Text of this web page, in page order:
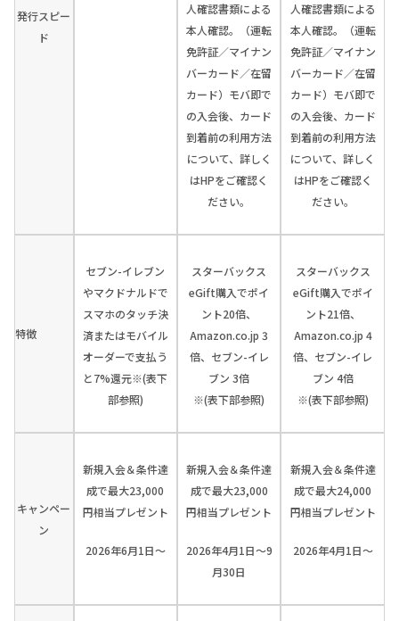
発行スピー
ド
人確認書類による
本人確認。（運転
免許証／マイナン
バーカード／在留
カード）モバ即で
の入会後、カード
到着前の利用方法
について、詳しく
はHPをご確認く
ださい。
人確認書類による
本人確認。（運転
免許証／マイナン
バーカード／在留
カード）モバ即で
の入会後、カード
到着前の利用方法
について、詳しく
はHPをご確認く
ださい。
特徴
セブン-イレブン
やマクドナルドで
スマホのタッチ決
済またはモバイル
オーダーで支払う
と7%還元※(表下
部参照)
スターバックス
eGift購入でポイ
ント20倍、
Amazon.co.jp 3
倍、セブン-イレ
ブン 3倍
※(表下部参照)
スターバックス
eGift購入でポイ
ント21倍、
Amazon.co.jp 4
倍、セブン-イレ
ブン 4倍
※(表下部参照)
キャンペー
ン
新規入会＆条件達
成で最大23,000
円相当プレゼント
2026年6月1日～
新規入会＆条件達
成で最大23,000
円相当プレゼント
2026年4月1日～9
月30日
新規入会＆条件達
成で最大24,000
円相当プレゼント
2026年4月1日～